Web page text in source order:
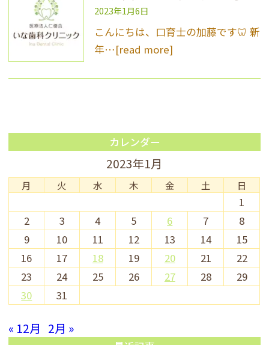
2023年1月6日
こんにちは、口育士の加藤です🦷 新
年…[read more]
カレンダー
2023年1月
月 火 水 木 金 土 日
1
2
3 4 5 6 7
8
9
10 11 12 13 14
15
16
17 18 19 20 21
22
23
24 25 26 27 28
29
30
31
« 12月 2月 »